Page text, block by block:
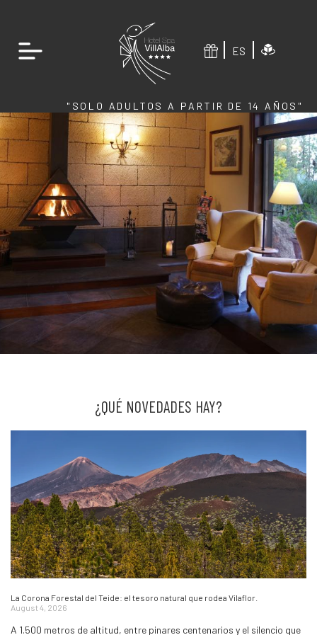
ES
"SOLO ADULTOS A PARTIR DE 14 AÑOS"
¿QUÉ NOVEDADES HAY?
La Corona Forestal del Teide: el tesoro natural que rodea Vilaflor.
August 4, 2026
A 1.500 metros de altitud, entre pinares centenarios y el silencio que